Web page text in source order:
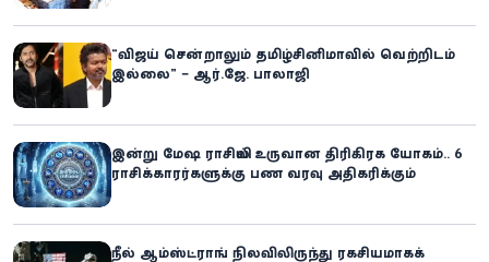
“விஜய் சென்றாலும் தமிழ்சினிமாவில் வெற்றிடம்
இல்லை” – ஆர்.ஜே. பாலாஜி
இன்று மேஷ ராசியில் உருவான திரிகிரக யோகம்.. 6
ராசிக்காரர்களுக்கு பண வரவு அதிகரிக்கும்
நீல் ஆம்ஸ்ட்ராங் நிலவிலிருந்து ரகசியமாகக்